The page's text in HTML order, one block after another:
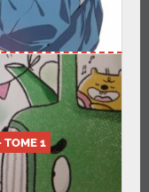
TOME 1